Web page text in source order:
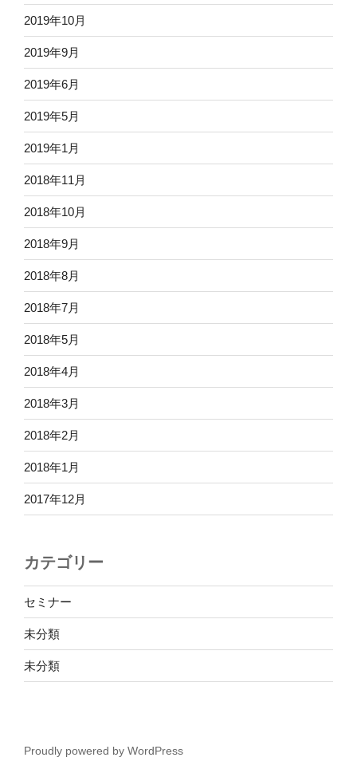
2019年10月
2019年9月
2019年6月
2019年5月
2019年1月
2018年11月
2018年10月
2018年9月
2018年8月
2018年7月
2018年5月
2018年4月
2018年3月
2018年2月
2018年1月
2017年12月
カテゴリー
セミナー
未分類
未分類
Proudly powered by WordPress